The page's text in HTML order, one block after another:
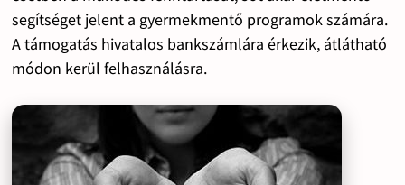
segítséget jelent a gyermekmentő programok számára.
A támogatás hivatalos bankszámlára érkezik, átlátható
módon kerül felhasználásra.